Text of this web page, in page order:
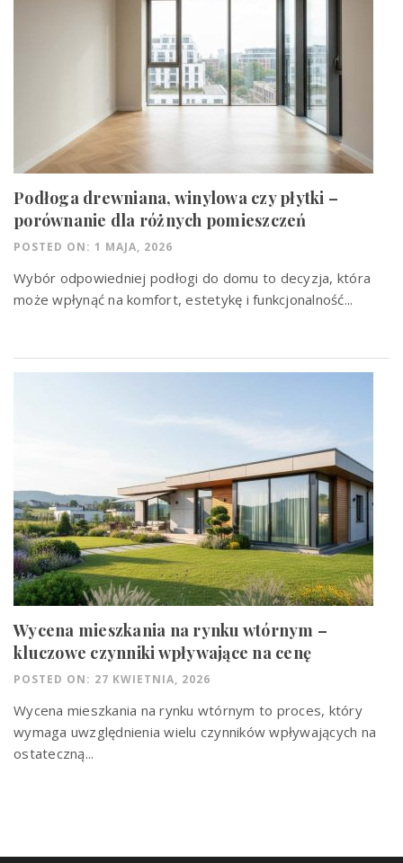
Podłoga drewniana, winylowa czy płytki –
porównanie dla różnych pomieszczeń
POSTED ON: 1 MAJA, 2026
Wybór odpowiedniej podłogi do domu to decyzja, która
może wpłynąć na komfort, estetykę i funkcjonalność...
Wycena mieszkania na rynku wtórnym –
kluczowe czynniki wpływające na cenę
POSTED ON: 27 KWIETNIA, 2026
Wycena mieszkania na rynku wtórnym to proces, który
wymaga uwzględnienia wielu czynników wpływających na
ostateczną...